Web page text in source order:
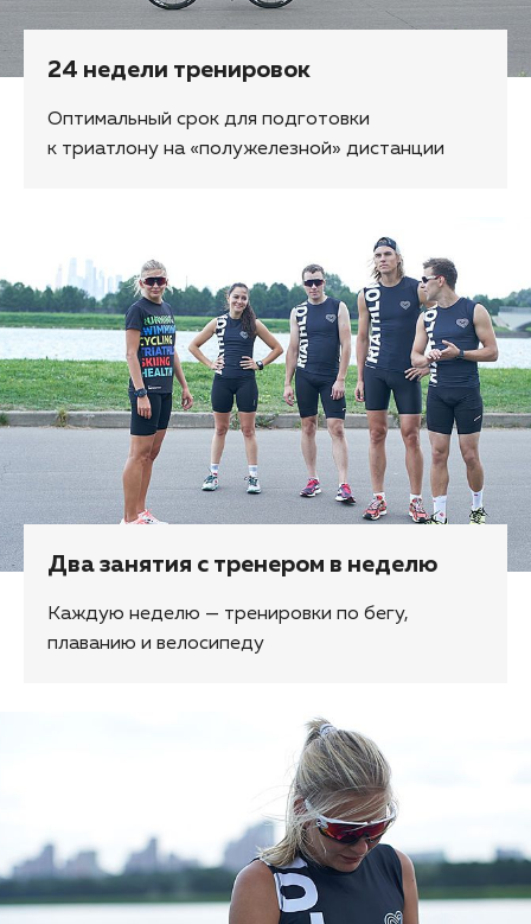
24 недели тренировок
Оптимальный срок для подготовки
к триатлону на «полужелезной» дистанции
Два занятия с тренером в неделю
Каждую неделю — тренировки по бегу,
плаванию и велосипеду